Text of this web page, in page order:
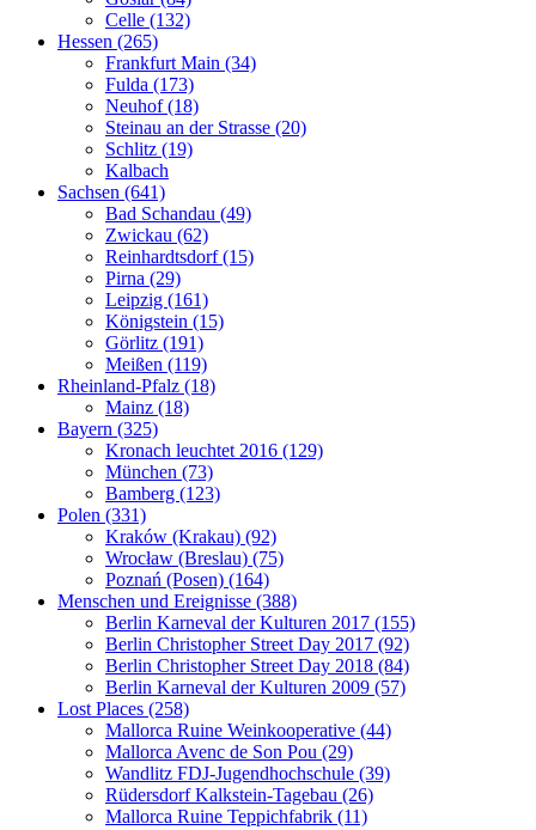
Celle (132)
Hessen (265)
Frankfurt Main (34)
Fulda (173)
Neuhof (18)
Steinau an der Strasse (20)
Schlitz (19)
Kalbach
Sachsen (641)
Bad Schandau (49)
Zwickau (62)
Reinhardtsdorf (15)
Pirna (29)
Leipzig (161)
Königstein (15)
Görlitz (191)
Meißen (119)
Rheinland-Pfalz (18)
Mainz (18)
Bayern (325)
Kronach leuchtet 2016 (129)
München (73)
Bamberg (123)
Polen (331)
Kraków (Krakau) (92)
Wrocław (Breslau) (75)
Poznań (Posen) (164)
Menschen und Ereignisse (388)
Berlin Karneval der Kulturen 2017 (155)
Berlin Christopher Street Day 2017 (92)
Berlin Christopher Street Day 2018 (84)
Berlin Karneval der Kulturen 2009 (57)
Lost Places (258)
Mallorca Ruine Weinkooperative (44)
Mallorca Avenc de Son Pou (29)
Wandlitz FDJ-Jugendhochschule (39)
Rüdersdorf Kalkstein-Tagebau (26)
Mallorca Ruine Teppichfabrik (11)